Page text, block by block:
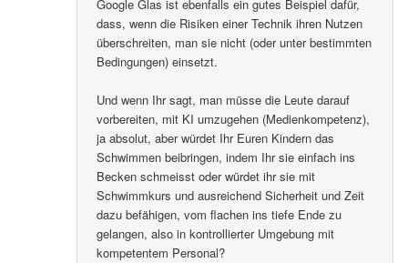
Google Glas ist ebenfalls ein gutes Beispiel dafür,
dass, wenn die Risiken einer Technik ihren Nutzen
überschreiten, man sie nicht (oder unter bestimmten
Bedingungen) einsetzt.
Und wenn Ihr sagt, man müsse die Leute darauf
vorbereiten, mit KI umzugehen (Medienkompetenz),
ja absolut, aber würdet Ihr Euren Kindern das
Schwimmen beibringen, indem Ihr sie einfach ins
Becken schmeisst oder würdet ihr sie mit
Schwimmkurs und ausreichend Sicherheit und Zeit
dazu befähigen, vom flachen ins tiefe Ende zu
gelangen, also in kontrollierter Umgebung mit
kompetentem Personal?